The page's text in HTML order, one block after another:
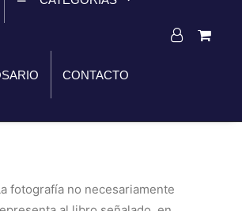
CONTACTO
fotografía no necesariamente